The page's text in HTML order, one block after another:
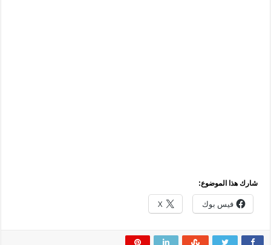
شارك هذا الموضوع:
فيس بوك X